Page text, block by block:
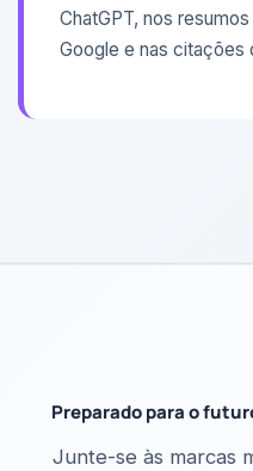
ChatGPT, nos
Google e nas citações
Preparado para o
Junte-se às marcas